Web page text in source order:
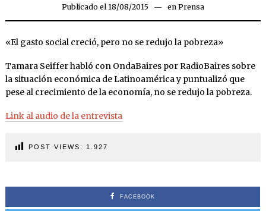
Publicado el 18/08/2015 en Prensa
«El gasto social creció, pero no se redujo la pobreza»
Tamara Seiffer habló con OndaBaires por RadioBaires sobre
la situación económica de Latinoamérica y puntualizó que
pese al crecimiento de la economía, no se redujo la pobreza.
Link al audio de la entrevista
POST VIEWS: 1.927
FACEBOOK